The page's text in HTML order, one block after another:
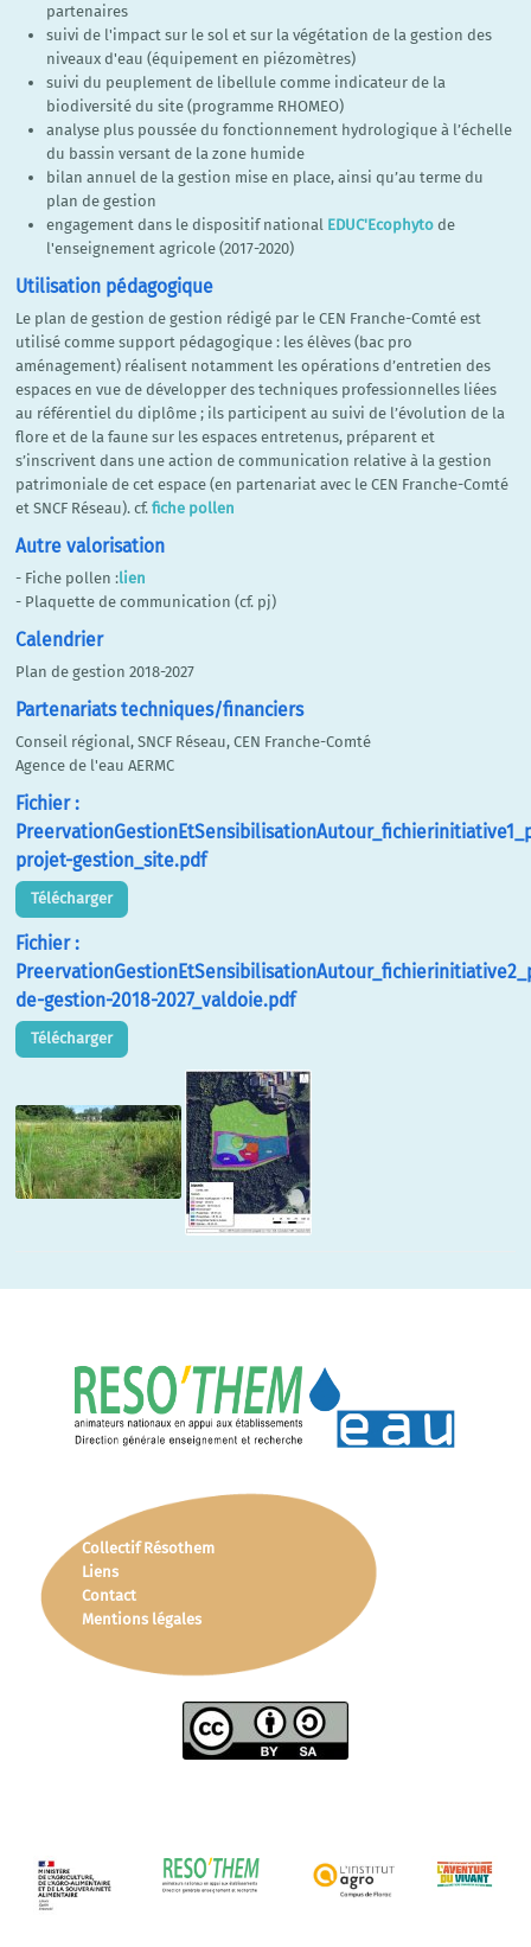
partenaires
suivi de l'impact sur le sol et sur la végétation de la gestion des
niveaux d'eau (équipement en piézomètres)
suivi du peuplement de libellule comme indicateur de la
biodiversité du site (programme RHOMEO)
analyse plus poussée du fonctionnement hydrologique à l’échelle
du bassin versant de la zone humide
bilan annuel de la gestion mise en place, ainsi qu’au terme du
plan de gestion
engagement dans le dispositif national EDUC'Ecophyto de
l'enseignement agricole (2017-2020)
Utilisation pédagogique
Le plan de gestion de gestion rédigé par le CEN Franche-Comté est
utilisé comme support pédagogique : les élèves (bac pro
aménagement) réalisent notamment les opérations d’entretien des
espaces en vue de développer des techniques professionnelles liées
au référentiel du diplôme ; ils participent au suivi de l’évolution de la
flore et de la faune sur les espaces entretenus, préparent et
s’inscrivent dans une action de communication relative à la gestion
patrimoniale de cet espace (en partenariat avec le CEN Franche-Comté
et SNCF Réseau). cf. fiche pollen
Autre valorisation
- Fiche pollen :lien
- Plaquette de communication (cf. pj)
Calendrier
Plan de gestion 2018-2027
Partenariats techniques/financiers
Conseil régional, SNCF Réseau, CEN Franche-Comté
Agence de l'eau AERMC
Fichier :
projet-gestion_site.pdf
Télécharger
Fichier :
de-gestion-2018-2027_valdoie.pdf
Télécharger
Collectif Résothem
Liens
Contact
Mentions légales